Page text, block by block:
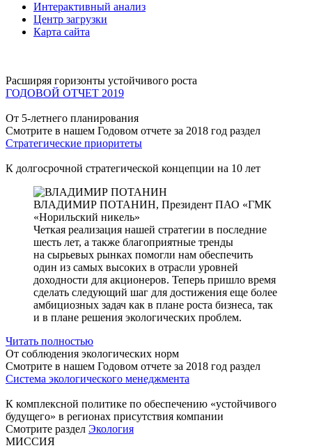
Интерактивный анализ
Центр загрузки
Карта сайта
Расширяя горизонты устойчивого роста
ГОДОВОЙ ОТЧЕТ 2019
От 5-летнего планирования
Смотрите в нашем Годовом отчете за 2018 год раздел
Стратегические приоритеты
К долгосрочной стратегической концепции на 10 лет
ВЛАДИМИР ПОТАНИН, Президент ПАО «ГМК
«Норильский никель»
Четкая реализация нашей стратегии в последние
шесть лет, а также благоприятные тренды
на сырьевых рынках помогли нам обеспечить
один из самых высоких в отрасли уровней
доходности для акционеров. Теперь пришло время
сделать следующий шаг для достижения еще более
амбициозных задач как в плане роста бизнеса, так
и в плане решения экологических проблем.
Читать полностью
От соблюдения экологических норм
Смотрите в нашем Годовом отчете за 2018 год раздел
Система экологического менеджмента
К комплексной политике по обеспечению «устойчивого
будущего» в регионах присутствия компании
Смотрите раздел Экология
МИССИЯ